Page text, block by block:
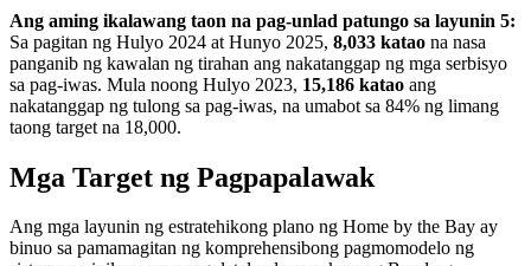
Ang aming ikalawang taon na pag-unlad patungo sa layunin 5:
Sa pagitan ng Hulyo 2024 at Hunyo 2025, 8,033 katao na nasa
panganib ng kawalan ng tirahan ang nakatanggap ng mga serbisyo
sa pag-iwas. Mula noong Hulyo 2023, 15,186 katao ang
nakatanggap ng tulong sa pag-iwas, na umabot sa 84% ng limang
taong target na 18,000.
Mga Target ng Pagpapalawak
Ang mga layunin ng estratehikong plano ng Home by the Bay ay
binuo sa pamamagitan ng komprehensibong pagmomodelo ng